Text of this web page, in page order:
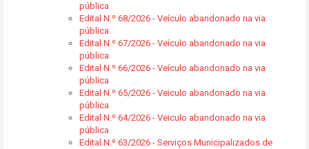
pública
Edital N.º 68/2026 - Veículo abandonado na via
pública
Edital N.º 67/2026 - Veículo abandonado na via
pública
Edital N.º 66/2026 - Veículo abandonado na via
pública
Edital N.º 65/2026 - Veiculo abandonado na via
pública
Edital N.º 64/2026 - Veiculo abandonado na via
pública
Edital N.º 63/2026 - Serviços Municipalizados de